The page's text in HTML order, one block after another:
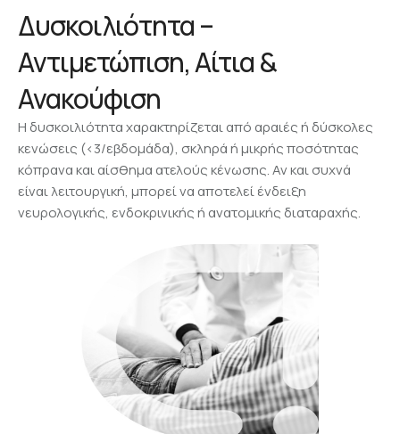
Δυσκοιλιότητα –
Αντιμετώπιση, Αίτια &
Ανακούφιση
Η δυσκοιλιότητα χαρακτηρίζεται από αραιές ή δύσκολες
κενώσεις (<3/εβδομάδα), σκληρά ή μικρής ποσότητας
κόπρανα και αίσθημα ατελούς κένωσης. Αν και συχνά
είναι λειτουργική, μπορεί να αποτελεί ένδειξη
νευρολογικής, ενδοκρινικής ή ανατομικής διαταραχής.